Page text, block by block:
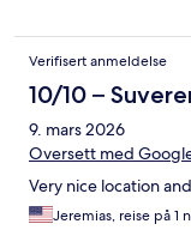
Verifisert anmeldelse
10/10 –
9. mars 2026
Oversett med
Very nice location
Jeremias, reise på 1